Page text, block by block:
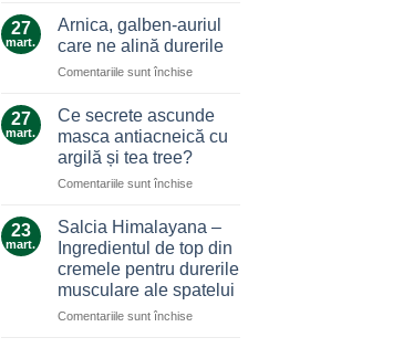
de
ghimbir.
Un
ajutor
nădejde
care
nu
lasă
durere
27
mart.
Arnica, galben-auriul
care ne alină durerile
Comentariile sunt închisepentru
galben-
auriul
care
alină
27
mart.
Ce secrete ascunde
masca antiacneică cu
argilă și tea tree?
Comentariile sunt închisepentru
ascunde
masca
antiacneică
cu
argilă
23
mart.
Salcia Himalayana –
Ingredientul de top din
cremele pentru durerile
musculare ale spatelui
Comentariile sunt închisepentru